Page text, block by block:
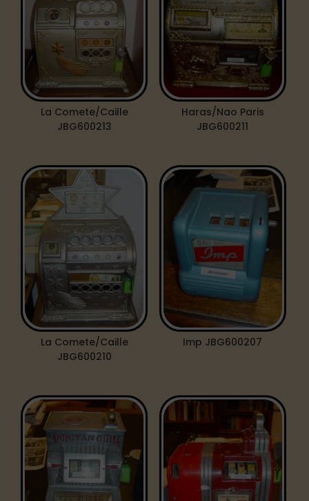
La Comete/Caille
JBG600213
Haras/Nao Paris
JBG600211
La Comete/Caille
JBG600210
Imp JBG600207